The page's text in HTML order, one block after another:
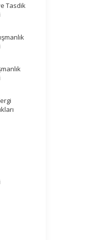
Tasdik